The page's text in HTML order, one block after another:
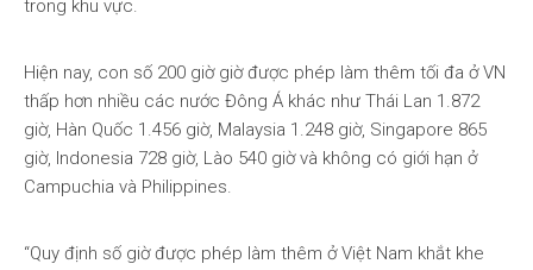
trong khu vực.
Hiện nay, con số 200 giờ giờ được phép làm thêm tối đa ở VN
thấp hơn nhiều các nước Đông Á khác như Thái Lan 1.872
giờ, Hàn Quốc 1.456 giờ, Malaysia 1.248 giờ, Singapore 865
giờ, Indonesia 728 giờ, Lào 540 giờ và không có giới hạn ở
Campuchia và Philippines.
“Quy định số giờ được phép làm thêm ở Việt Nam khắt khe